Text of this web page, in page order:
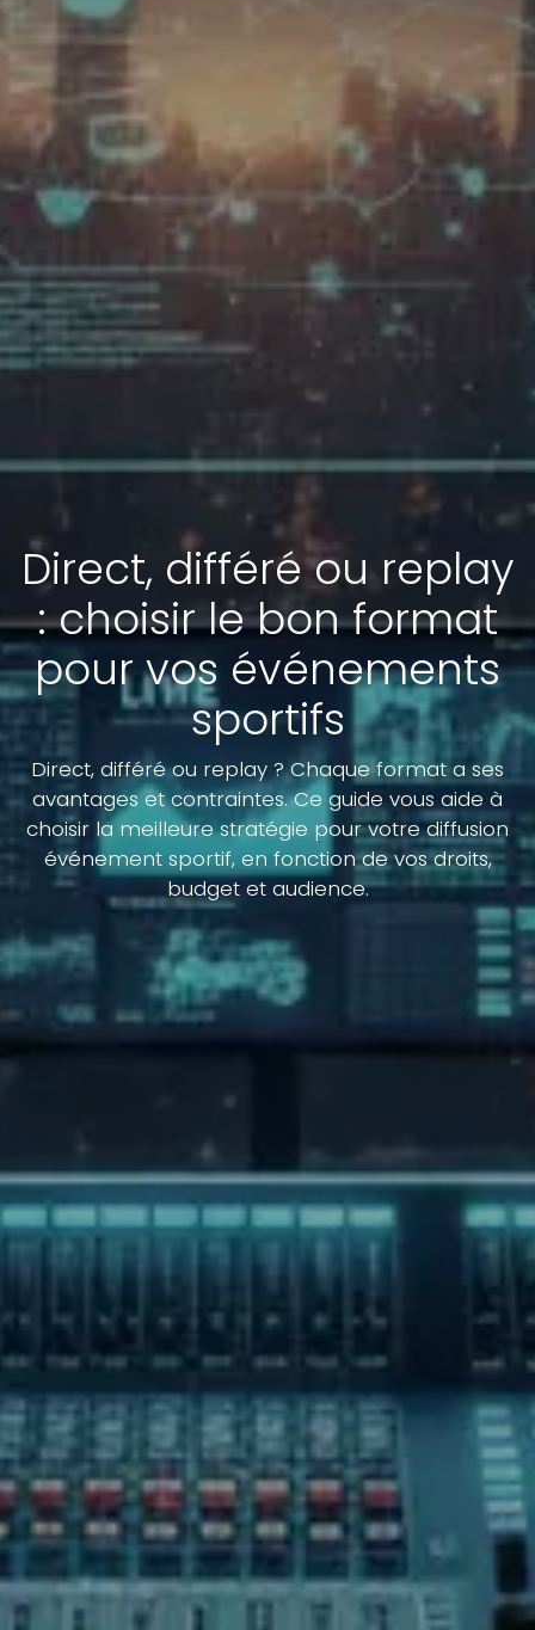
Direct, différé ou replay
: choisir le bon format
pour vos événements
sportifs
Direct, différé ou replay ? Chaque format a ses
avantages et contraintes. Ce guide vous aide à
choisir la meilleure stratégie pour votre diffusion
événement sportif, en fonction de vos droits,
budget et audience.